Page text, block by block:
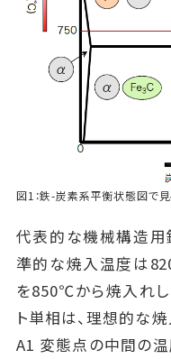
図1：鉄-炭素系平衡状態図で
代表的な機械構造用
準的な焼入温度は
を850℃から焼入れし
ト単相は、理想的な
A1 変態点の中間の